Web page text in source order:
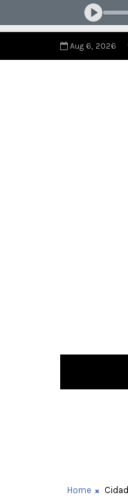
Aug 6, 2026
Home